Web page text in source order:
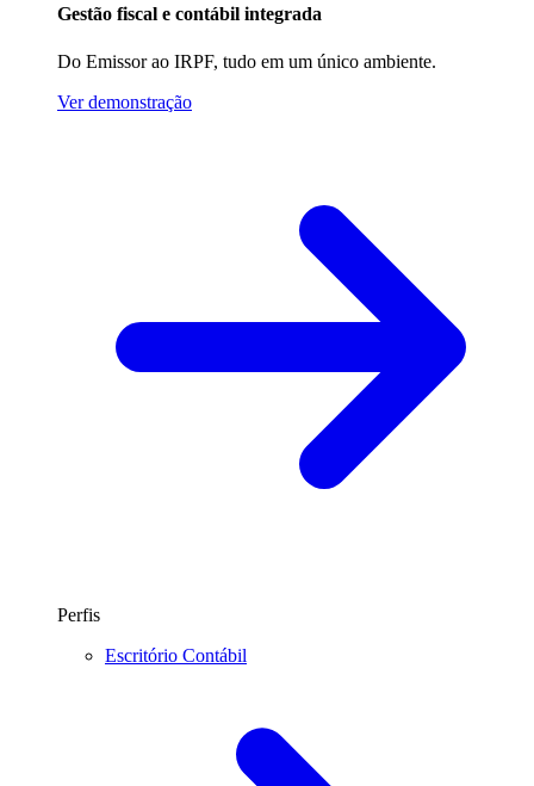
Gestão fiscal e contábil integrada
Do Emissor ao IRPF, tudo em um único ambiente.
Ver demonstração
Perfis
Escritório Contábil